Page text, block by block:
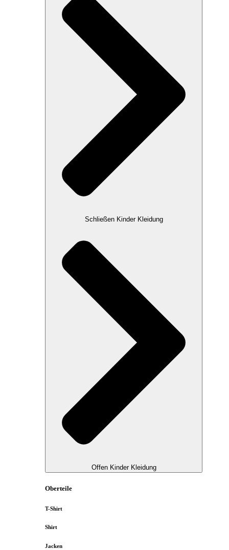
Schließen Kinder Kleidung
Offen Kinder Kleidung
Oberteile
T-Shirt
Shirt
Jacken